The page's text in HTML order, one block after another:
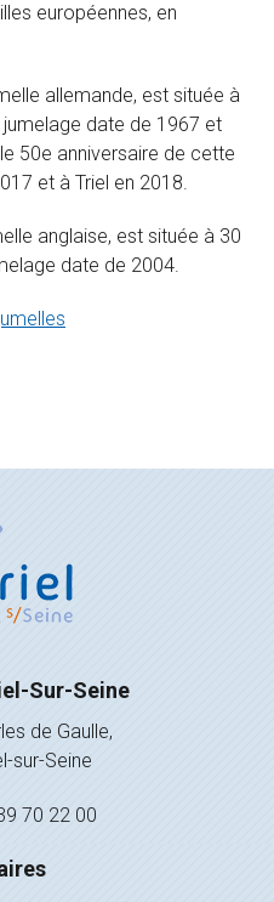
européennes, en
allemande, est située à
date de 1967 et
50e anniversaire de cette
et à Triel en 2018.
anglaise, est située à 30
date de 2004.
Sur-Seine
de Gaulle,
sur-Seine
70 22 00